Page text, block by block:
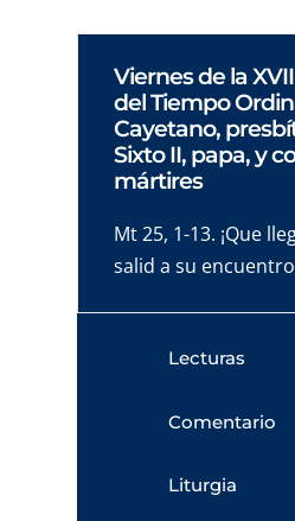
Viernes de la
del Tiempo
Cayetano,
Sixto II, papa, y
mártires
Mt 25, 1-13. ¡Que
salid a su
Lecturas
Comentario
Liturgia